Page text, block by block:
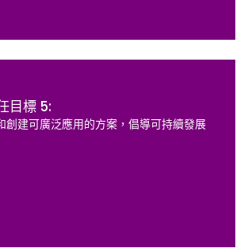
目標 5:
創建可廣泛應用的方案，倡導可持續發展